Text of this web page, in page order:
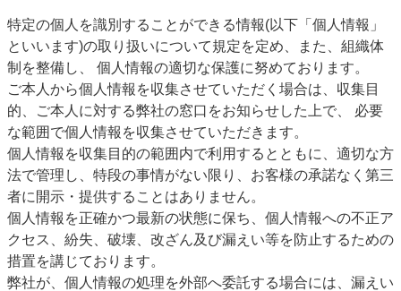
特定の個人を識別することができる情報(以下「個人情報」
といいます)の取り扱いについて規定を定め、また、組織体
制を整備し、 個人情報の適切な保護に努めております。
ご本人から個人情報を収集させていただく場合は、収集目
的、ご本人に対する弊社の窓口をお知らせした上で、 必要
な範囲で個人情報を収集させていただきます。
個人情報を収集目的の範囲内で利用するとともに、適切な方
法で管理し、特段の事情がない限り、お客様の承諾なく第三
者に開示・提供することはありません。
個人情報を正確かつ最新の状態に保ち、個人情報への不正ア
クセス、紛失、破壊、改ざん及び漏えい等を防止するための
措置を講じております。
弊社が、個人情報の処理を外部へ委託する場合には、漏えい